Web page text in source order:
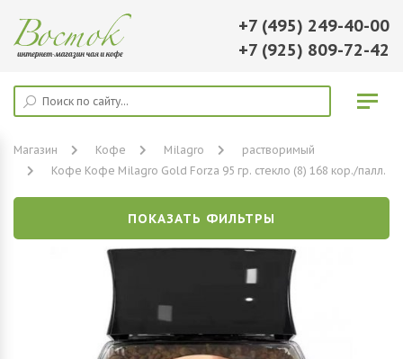
+7 (495) 249-40-00
+7 (925) 809-72-42
Магазин Кофе Milagro
растворимый
Кофе Кофе Milagro Gold Forza 95 гр. стекло (8) 168 кор./палл.
ПОКАЗАТЬ ФИЛЬТРЫ